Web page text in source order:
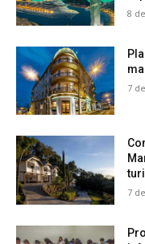
8
7
7